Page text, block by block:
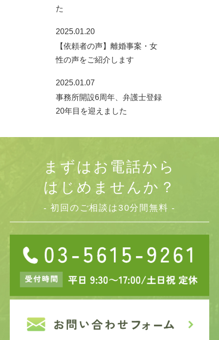
た
2025.01.20
【依頼者の声】離婚事案・女
性の声をご紹介します
2025.01.07
事務所開設6周年、弁護士登録
20年目を迎えました
まずはお電話から
はじめませんか？
- 初回のご相談は30分間無料 -